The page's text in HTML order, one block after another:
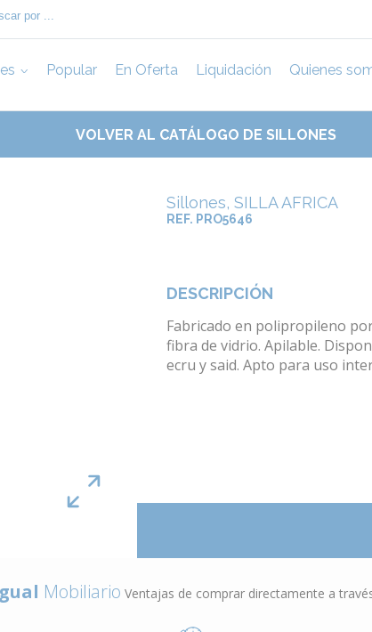
Popular En Oferta Liquidación Quienes
VOLVER AL CATÁLOGO DE SILLONES
Sillones, SILLA AFRICA
REF. PRO5646
DESCRIPCIÓN
Fabricado en polipropileno
fibra de vidrio. Apilable.
ecru y said. Apto para uso
Mobiliario Ventajas de comprar directamente a